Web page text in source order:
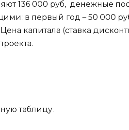
136 000 руб, денежные
в первый год – 50 000
капитала (ставка
таблицу.